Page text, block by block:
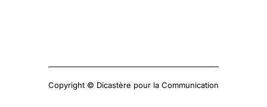
Copyright © Dicastère pour la Communication